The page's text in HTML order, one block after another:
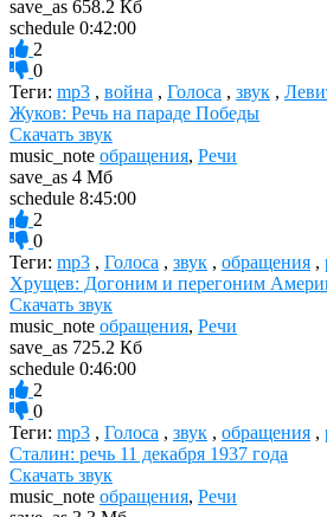
save_as 658.2 Кб
schedule 0:42:00
2
0
Теги: mp3 , война , Голоса , звук ,
Жуков: Речь на параде Победы
Скачать звук
music_note обращения, Речи
save_as 4 Мб
schedule 8:45:00
2
0
Теги: mp3 , Голоса , звук , обращения ,
Хрущев: Догоним и перегоним
Скачать звук
music_note обращения, Речи
save_as 725.2 Кб
schedule 0:46:00
2
0
Теги: mp3 , Голоса , звук , обращения ,
Сталин: речь 11 декабря 1937 года
Скачать звук
music_note обращения, Речи